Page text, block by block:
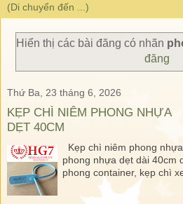
Hiển thị các bài đăng có nhãn
đăng
Thứ Ba, 23 tháng 6, 2026
KẸP CHÌ NIÊM PHONG NHỰA
DẸT 40CM
Kẹp chì niêm phong
phong nhựa dẹt dài 40cm
phong container, kẹp chì